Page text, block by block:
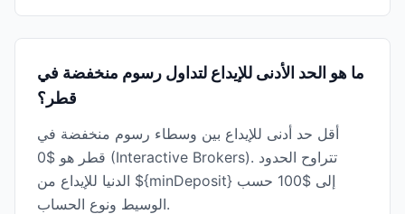
ما هو الحد الأدنى للإيداع لتداول رسوم منخفضة في
قطر؟
أقل حد أدنى للإيداع بين وسطاء رسوم منخفضة في
قطر هو $0 (Interactive Brokers). تتراوح الحدود
الدنيا للإيداع من ${minDeposit} إلى $100 حسب
الوسيط ونوع الحساب.